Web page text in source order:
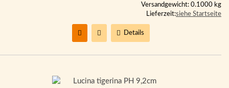
Versandgewicht: 0.1000 kg
Lieferzeit:siehe Startseite
Details